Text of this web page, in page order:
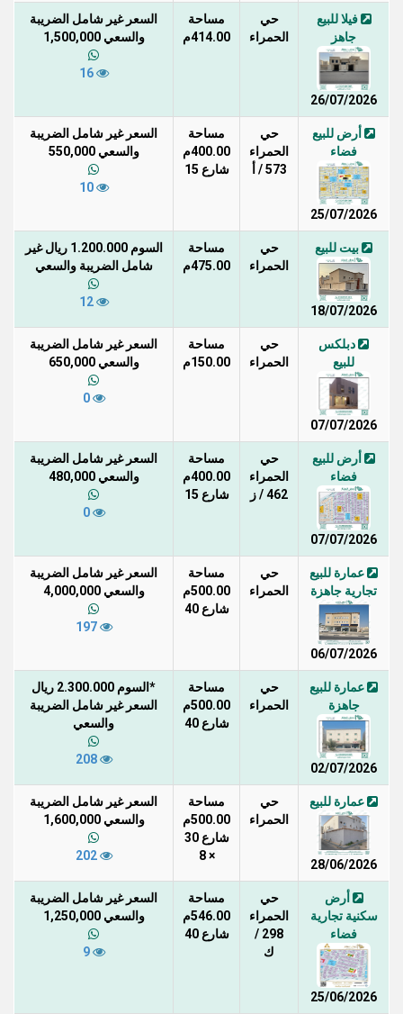
فيلا للبيع
جاهز
26/07/2026
حي
الحمراء
مساحة
414.00م
السعر غير شامل الضريبة
والسعي 1,500,000
16
أرض للبيع
فضاء
25/07/2026
حي
الحمراء
573 / أ
مساحة
400.00م
شارع 15
السعر غير شامل الضريبة
والسعي 550,000
10
بيت للبيع
18/07/2026
حي
الحمراء
مساحة
475.00م
السوم 1.200.000 ريال غير
شامل الضريبة والسعي
12
دبلكس
للبيع
07/07/2026
حي
الحمراء
مساحة
150.00م
السعر غير شامل الضريبة
والسعي 650,000
0
أرض للبيع
فضاء
07/07/2026
حي
الحمراء
462 / ز
مساحة
400.00م
شارع 15
السعر غير شامل الضريبة
والسعي 480,000
0
عمارة للبيع
تجارية جاهزة
06/07/2026
حي
الحمراء
مساحة
500.00م
شارع 40
السعر غير شامل الضريبة
والسعي 4,000,000
197
عمارة للبيع
جاهزة
02/07/2026
حي
الحمراء
مساحة
500.00م
شارع 40
*السوم 2.300.000 ريال
السعر غير شامل الضريبة
والسعي
208
عمارة للبيع
28/06/2026
حي
الحمراء
مساحة
500.00م
شارع 30
× 8
السعر غير شامل الضريبة
والسعي 1,600,000
202
أرض
سكنية تجارية
فضاء
25/06/2026
حي
الحمراء
298 /
ك
مساحة
546.00م
شارع 40
السعر غير شامل الضريبة
والسعي 1,250,000
9